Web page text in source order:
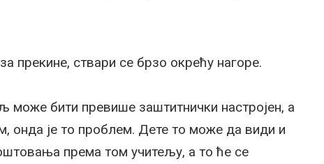
прекине, ствари се брзо окрећу нагоре.
бити превише заштитнички настројен, а
онда је то проблем. Дете то може да види и
према том учитељу, а то ће се